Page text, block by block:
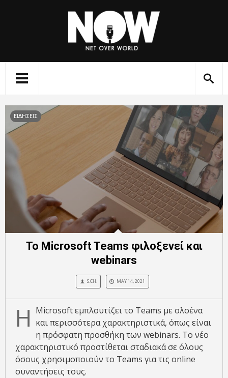
ΕΙΔΗΣΕΙΣ
To Microsoft Teams φιλοξενεί και
webinars
S.CH. MAY 14, 2021
H Microsoft εμπλουτίζει το Teams με ολοένα
και περισσότερα χαρακτηριστικά, όπως είναι
η πρόσφατη προσθήκη των webinars. To νέο
χαρακτηριστικό προστίθεται σταδιακά σε όλους
όσους χρησιμοποιούν το Teams για τις online
συναντήσεις τους.